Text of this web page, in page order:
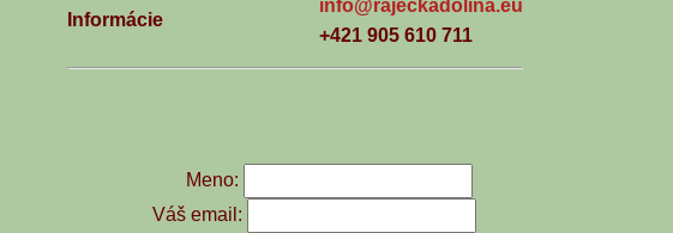
Informácie
info@rajeckadolina.eu
+421 905 610 711
Meno:
Váš email: